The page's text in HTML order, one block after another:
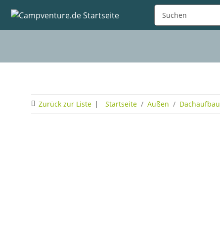
Zurück zur Liste Startseite Außen Dachaufbau